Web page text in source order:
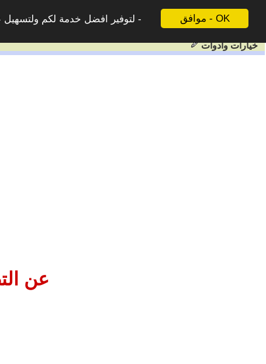
موافق - OK
لتوفير افضل خدمة لكم ولتسهيل
خيارات وادوات
عن